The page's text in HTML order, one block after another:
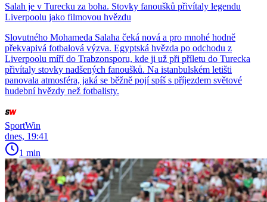
Salah je v Turecku za boha. Stovky fanoušků přivítaly legendu
Liverpoolu jako filmovou hvězdu
Slovutného Mohameda Salaha čeká nová a pro mnohé hodně
překvapivá fotbalová výzva. Egyptská hvězda po odchodu z
Liverpoolu míří do Trabzonsporu, kde ji už při příletu do Turecka
přivítaly stovky nadšených fanoušků. Na istanbulském letišti
panovala atmosféra, jaká se běžně pojí spíš s příjezdem světové
hudební hvězdy než fotbalisty.
SportWin
dnes, 19:41
1 min